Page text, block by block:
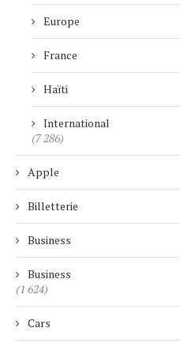
Europe
France
Haïti
International
(7 286)
Apple
Billetterie
Business
Business
(1 624)
Cars